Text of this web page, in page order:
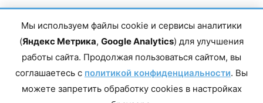
Главный редактор сетевого издания Магомаев Тимур Нухович.
Контакты редакции: 8(988)-292-94-34 Почта: vestiskfo@gmail.com По
Республика Дагестан, г. Махачкала, пр-т Насрутдинова, д. 1а. Все
права защищены. Копирование и использование полных материалов
Мы используем файлы cookie и сервисы аналитики
(Яндекс Метрика, Google Analytics) для улучшения
работы сайта. Продолжая пользоваться сайтом, вы
соглашаетесь с политикой конфиденциальности. Вы
можете запретить обработку cookies в настройках